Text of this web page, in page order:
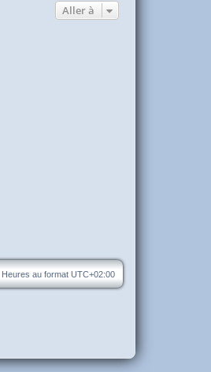
Aller à
Heures au format UTC+02:00